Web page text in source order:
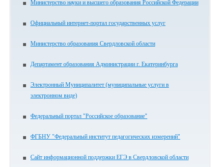
Министерство науки и высшего образования Российской Федерации
Официальный интернет-портал государственных услуг
Министерство образования Свердловской области
Департамент образования Администрации г. Екатеринбурга
Электронный Муниципалитет (муниципальные услуги в
электронном виде)
Федеральный портал "Российское образование"
ФГБНУ "Федеральный институт педагогических измерений"
Сайт информационной поддержки ЕГЭ в Свердловской области